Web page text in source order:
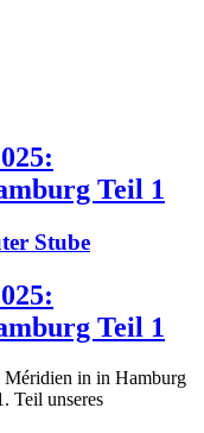
Teil 1
Stube
Teil 1
in in Hamburg
Teil unseres